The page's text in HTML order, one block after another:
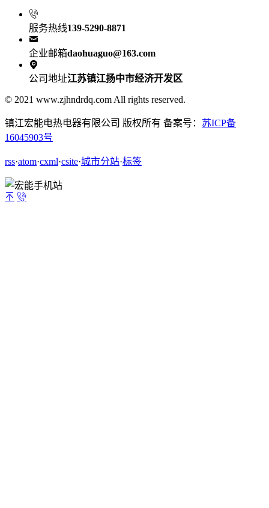

服务热线139-5290-8871

企业邮箱daohuaguo@163.com

公司地址江苏镇江扬中市经济开发区
© 2021 www.zjhndrdq.com All rights reserved.
镇江宏能电热电器有限公司 版权所有 备案号： 苏ICP备
16045903号
rss·atom·cxml·csite·城市分站·标签
 